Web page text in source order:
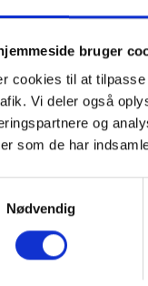
bruger
cookies til at
Vi deler også
og
som de har
Nødvendig
F G H